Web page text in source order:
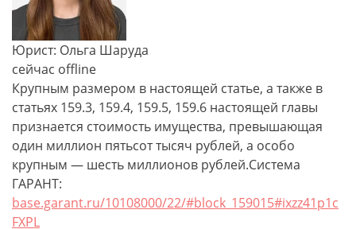
Юрист: Ольга Шаруда
сейчас offline
Крупным размером в настоящей статье, а также в
статьях 159.3, 159.4, 159.5, 159.6 настоящей главы
признается стоимость имущества, превышающая
один миллион пятьсот тысяч рублей, а особо
крупным — шесть миллионов рублей.Система
ГАРАНТ:
base.garant.ru/10108000/22/#block_159015#ixzz41p1c
FXPL